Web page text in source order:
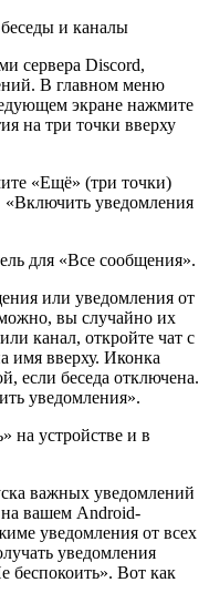
и каналы
сервера Discord,
В главном меню
экране нажмите
на три точки вверху
«Ещё» (три точки)
уведомления
для «Все сообщения».
или уведомления от
вы случайно их
канал, откройте чат с
имя вверху. Иконка
если беседа отключена.
уведомления».
на устройстве и в
важных уведомлений
вашем Android-
уведомления от всех
уведомления
Вот как